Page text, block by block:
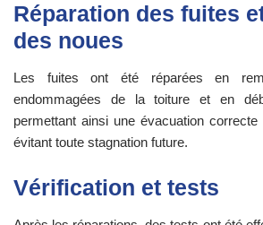
Réparation des fuites
des noues
Les fuites ont été réparées en
endommagées de la toiture et en
permettant ainsi une évacuation
évitant toute stagnation future.
Vérification et tests